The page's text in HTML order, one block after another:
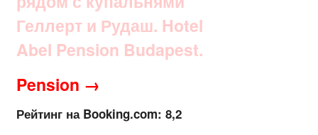
Pension →
Рейтинг на Booking.com: 8,2